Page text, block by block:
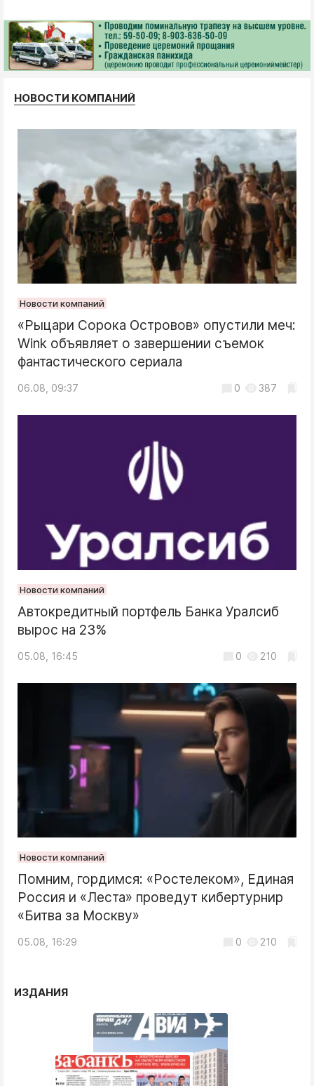
НОВОСТИ КОМПАНИЙ
Новости компаний
«Рыцари Сорока Островов» опустили меч:
Wink объявляет о завершении съемок
фантастического сериала
06.08, 09:37 0 387
Новости компаний
Автокредитный портфель Банка Уралсиб
вырос на 23%
05.08, 16:45 0 210
Новости компаний
Помним, гордимся: «Ростелеком», Единая
Россия и «Леста» проведут кибертурнир
«Битва за Москву»
05.08, 16:29 0 210
ИЗДАНИЯ